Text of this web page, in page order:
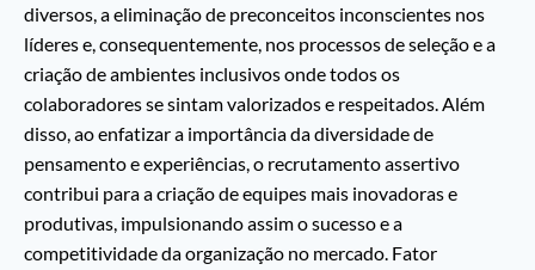
diversos, a eliminação de preconceitos inconscientes nos
líderes e, consequentemente, nos processos de seleção e a
criação de ambientes inclusivos onde todos os
colaboradores se sintam valorizados e respeitados. Além
disso, ao enfatizar a importância da diversidade de
pensamento e experiências, o recrutamento assertivo
contribui para a criação de equipes mais inovadoras e
produtivas, impulsionando assim o sucesso e a
competitividade da organização no mercado. Fator